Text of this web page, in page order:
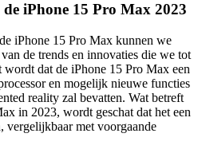
iPhone 15 Pro Max 2023
iPhone 15 Pro Max kunnen we
de trends en innovaties die we tot
dat de iPhone 15 Pro Max een
en mogelijk nieuwe functies
reality zal bevatten. Wat betreft
in 2023, wordt geschat dat het een
vergelijkbaar met voorgaande